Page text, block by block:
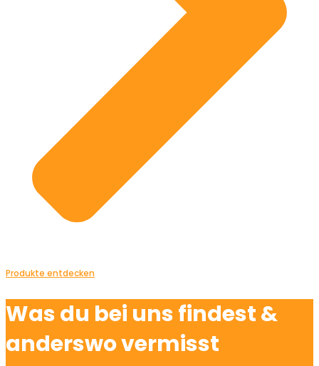
Produkte entdecken
Was du bei uns findest &
anderswo vermisst